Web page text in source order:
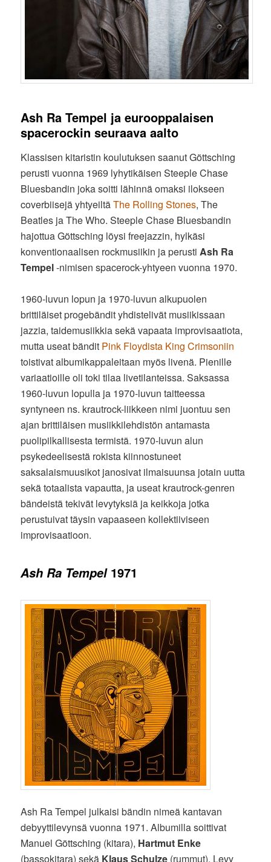
Ash Ra Tempel ja eurooppalaisen
spacerockin seuraava aalto
Klassisen kitaristin koulutuksen saanut Göttsching
perusti vuonna 1969 lyhytikäisen Steeple Chase
Bluesbandin joka soitti lähinnä omaksi ilokseen
coverbiisejä yhtyeiltäThe Rolling Stones, The
Beatles ja The Who. Steeple Chase Bluesbandin
hajottua Göttsching löysi freejazzin, hylkäsi
konventionaalisen rockmusiikin ja perustiAsh Ra
Tempel-nimisen spacerock-yhtyeen vuonna 1970.
1960-luvun lopun ja 1970-luvun alkupuolen
brittiläiset progebändit yhdistelivät musiikissaan
jazzia, taidemusiikkia sekä vapaata improvisaatiota,
mutta useat bändit Pink Floydista King Crimsoniin
toistivat albumikappaleitaan myös livenä. Pienille
variaatioille oli toki tilaa livetilanteissa. Saksassa
1960-luvun lopulla ja 1970-luvun taitteessa
syntyneen ns. krautrock-liikkeen nimi juontuu sen
ajan brittiläisen musiikkilehdistön antamasta
puolipilkallisesta termistä. 1970-luvun alun
psykedeelisestä rokista kiinnostuneet
saksalaismuusikot janosivat ilmaisuunsa jotain uutta
sekä totaalista vapautta, ja useat krautrock-genren
bändeistä tekivät levytyksiä ja keikkoja jotka
perustuivat täysin vapaaseen kollektiiviseen
improvisaatioon.
Ash Ra Tempel1971
Ash Ra Tempel julkaisi bändin nimeä kantavan
debyyttilevynsä vuonna 1971. Albumilla soittivat
Manuel Göttsching (kitara), Hartmut Enke
(bassokitara) sekä Klaus Schulze (rummut). Levy